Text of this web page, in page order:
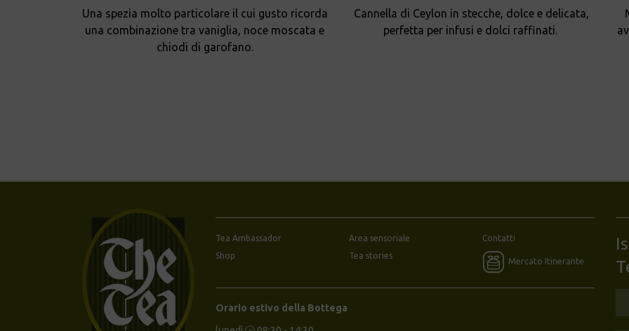
Una spezia molto particolare il cui gusto ricorda
una combinazione tra vaniglia, noce moscata e
chiodi di garofano.
Cannella di Ceylon in stecche, dolce e delicata,
perfetta per infusi e dolci raffinati.
Tea Ambassador
Shop
Area sensoriale
Tea stories
Contatti
Mercato Itinerante
Orario estivo della Bottega